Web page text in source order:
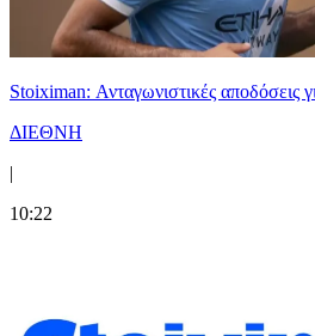
Stoiximan: Ανταγωνιστικές αποδόσεις
ΔΙΕΘΝΗ
|
10:22